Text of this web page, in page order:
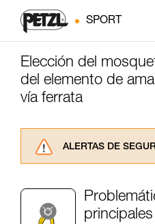
SPORT
Elección del
del elemento de
vía ferrata
ALERTAS DE
consultarlo. Usted
información de la
principales